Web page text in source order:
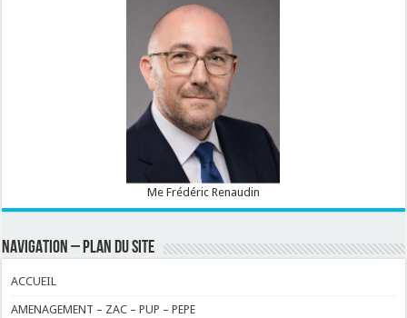
Me Frédéric Renaudin
NAVIGATION – PLAN DU SITE
ACCUEIL
AMENAGEMENT – ZAC – PUP – PEPE